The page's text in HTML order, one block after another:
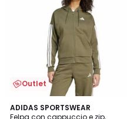
Outlet
ADIDAS SPORTSWEAR
Felpa con cappuccio e zip,
4,8
/ 5